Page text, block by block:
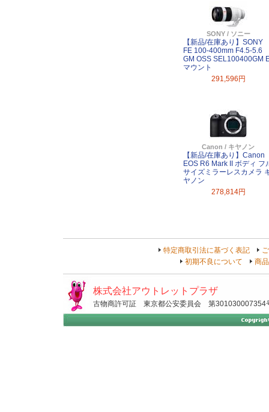
SONY / ソニー
【新品/在庫あり】SONY
FE 100-400mm F4.5-5.6
GM OSS SEL100400GM
マウント
291,596円
Canon / キヤノン
【新品/在庫あり】Canon
EOS R6 Mark II ボディ フ
サイズミラーレスカメラ
ヤノン
278,814円
特定商取引法に基づく表記
初期不良について
商
株式会社アウトレットプラザ
古物商許可証 東京都公安委員会 第301030007354